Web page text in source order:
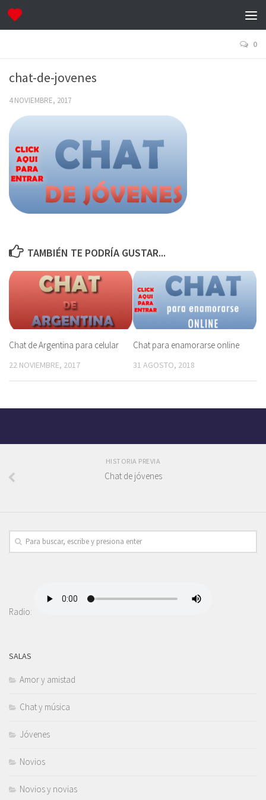
0
chat-de-jovenes
4 NOVIEMBRE, 2017
TAMBIÉN TE PODRÍA GUSTAR...
Chat de Argentina para celular
22 NOVIEMBRE, 2017
Chat para enamorarse online
31 AGOSTO, 2018
HISTORIA PREVIA
Chat de jóvenes
Radio:
SALAS
Amor y amistad
Chat y música
Jóvenes
Novios
Novios y novias